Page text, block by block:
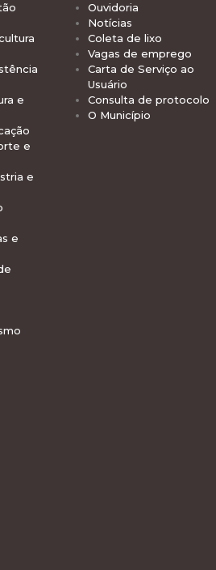
e
e
e
e
Ouvidoria
Notícias
Coleta de lixo
Vagas de emprego
Carta de Serviço ao
Usuário
Consulta de protocolo
O Município